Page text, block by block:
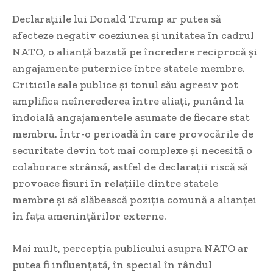
Declarațiile lui Donald Trump ar putea să
afecteze negativ coeziunea și unitatea în cadrul
NATO, o alianță bazată pe încredere reciprocă și
angajamente puternice între statele membre.
Criticile sale publice și tonul său agresiv pot
amplifica neîncrederea între aliați, punând la
îndoială angajamentele asumate de fiecare stat
membru. Într-o perioadă în care provocările de
securitate devin tot mai complexe și necesită o
colaborare strânsă, astfel de declarații riscă să
provoace fisuri în relațiile dintre statele
membre și să slăbească poziția comună a alianței
în fața amenințărilor externe.
Mai mult, percepția publicului asupra NATO ar
putea fi influențată, în special în rândul